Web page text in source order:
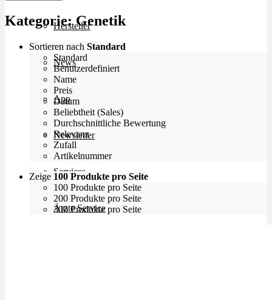
Hersteller
News
App
Newsletter
Services
Ärzte Service
Kategorie:Genetik
Sortieren nach Standard
Standard
Benutzerdefiniert
Name
Preis
Datum
Beliebtheit (Sales)
Durchschnittliche Bewertung
Relevanz
Zufall
Artikelnummer
Zeige 100 Produkte pro Seite
100 Produkte pro Seite
200 Produkte pro Seite
300 Produkte pro Seite